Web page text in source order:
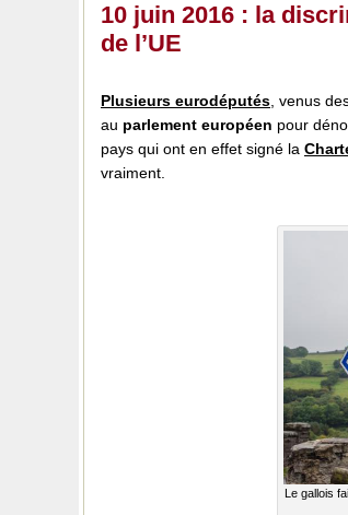
10 juin 2016 : la
de l’UE
Plusieurs eurodéputés , venus
au parlement européen pour
pays qui ont en effet signé la
vraiment.
Le gallois